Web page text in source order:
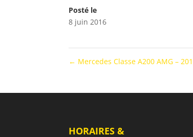
Posté le
8 juin 2016
← Mercedes Classe A200 AMG –
HORAIRES &